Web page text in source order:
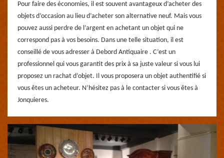
Pour faire des économies, il est souvent avantageux d’acheter des
objets d’occasion au lieu d’acheter son alternative neuf. Mais vous
pouvez aussi perdre de l’argent en achetant un objet qui ne
correspond pas à vos besoins. Dans une telle situation, il est
conseillé de vous adresser à Debord Antiquaire . C’est un
professionnel qui vous garantit des prix à sa juste valeur si vous lui
proposez un rachat d’objet. Il vous proposera un objet authentifié si
vous êtes un acheteur. N’hésitez pas à le contacter si vous êtes à
Jonquieres.